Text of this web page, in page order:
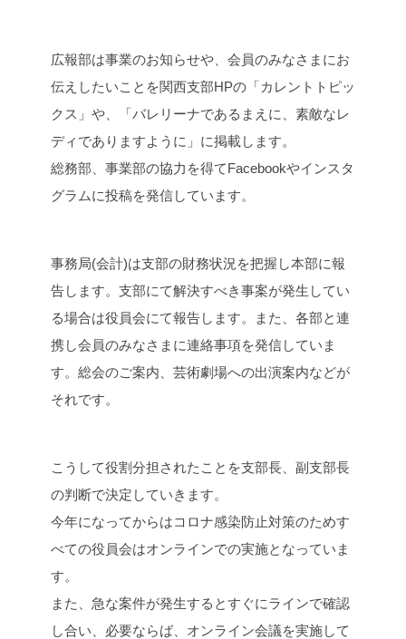
広報部は事業のお知らせや、会員のみなさまにお
伝えしたいことを関西支部HPの「カレントトピッ
クス」や、「バレリーナであるまえに、素敵なレ
ディでありますように」に掲載します。
総務部、事業部の協力を得てFacebookやインスタ
グラムに投稿を発信しています。
事務局(会計)は支部の財務状況を把握し本部に報
告します。支部にて解決すべき事案が発生してい
る場合は役員会にて報告します。また、各部と連
携し会員のみなさまに連絡事項を発信していま
す。総会のご案内、芸術劇場への出演案内などが
それです。
こうして役割分担されたことを支部長、副支部長
の判断で決定していきます。
今年になってからはコロナ感染防止対策のためす
べての役員会はオンラインでの実施となっていま
す。
また、急な案件が発生するとすぐにラインで確認
し合い、必要ならば、オンライン会議を実施して